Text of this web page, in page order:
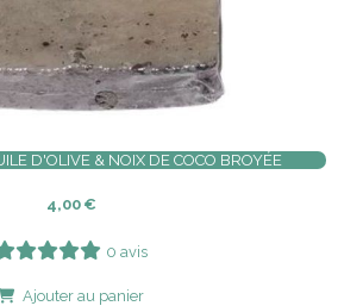
D'OLIVE & NOIX DE COCO BROYÉE
4,00€
0 avis
Ajouter au panier